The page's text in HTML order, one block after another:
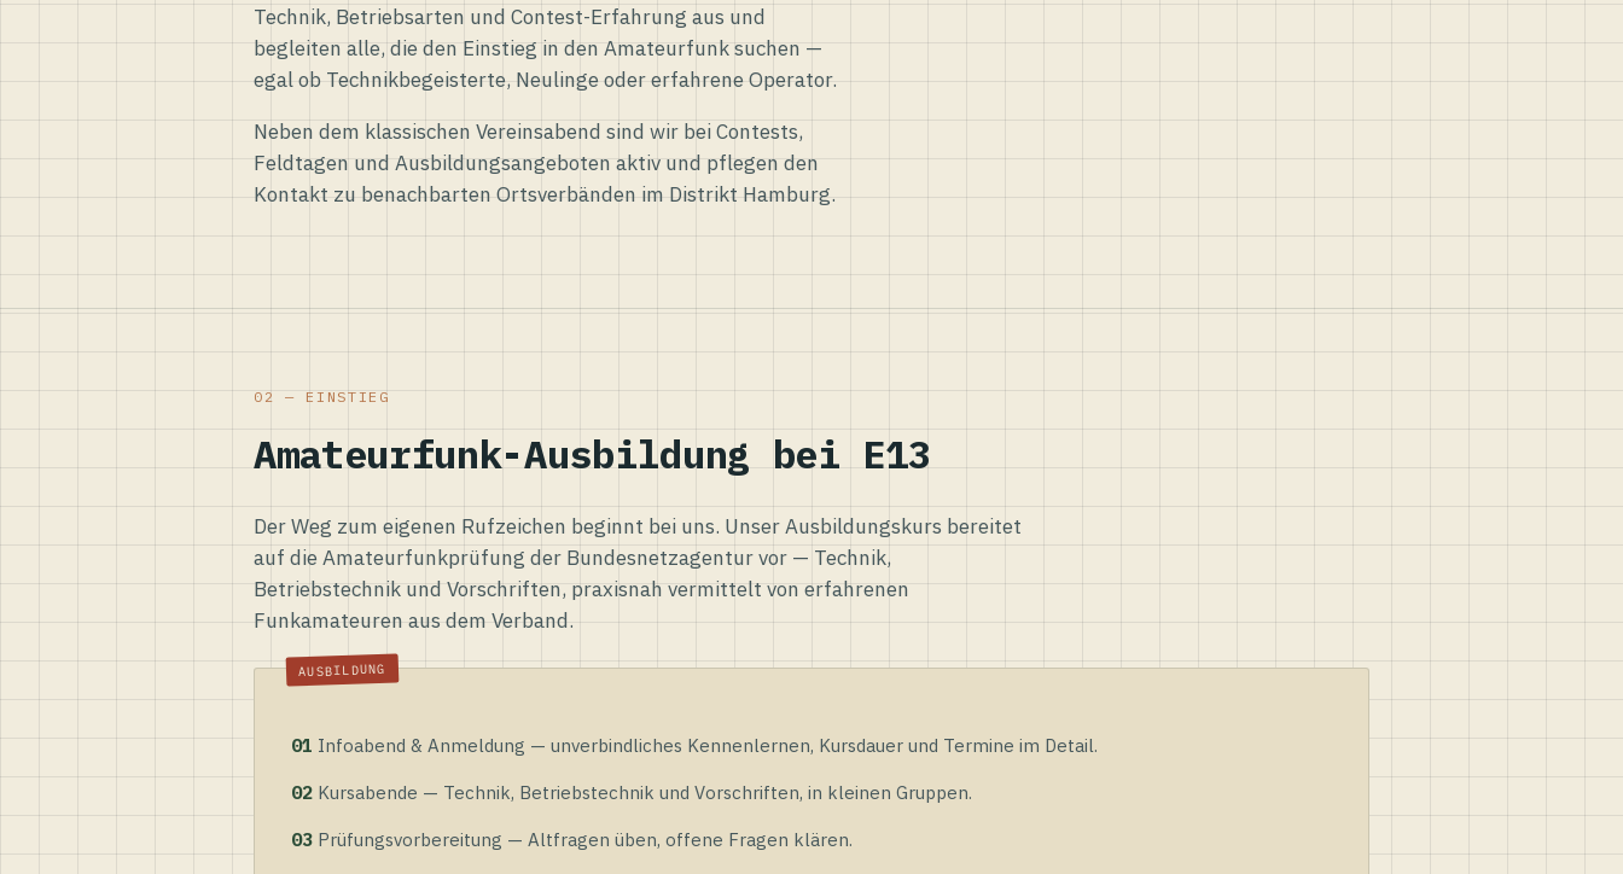
Technik, Betriebsarten und Contest-Erfahrung aus und
begleiten alle, die den Einstieg in den Amateurfunk suchen —
egal ob Technikbegeisterte, Neulinge oder erfahrene Operator.
Neben dem klassischen Vereinsabend sind wir bei Contests,
Feldtagen und Ausbildungsangeboten aktiv und pflegen den
Kontakt zu benachbarten Ortsverbänden im Distrikt Hamburg.
02 — EINSTIEG
Amateurfunk-Ausbildung bei E13
Der Weg zum eigenen Rufzeichen beginnt bei uns. Unser Ausbildungskurs bereitet
auf die Amateurfunkprüfung der Bundesnetzagentur vor — Technik,
Betriebstechnik und Vorschriften, praxisnah vermittelt von erfahrenen
Funkamateuren aus dem Verband.
01 Infoabend & Anmeldung — unverbindliches Kennenlernen, Kursdauer und Termine im Detail.
02 Kursabende — Technik, Betriebstechnik und Vorschriften, in kleinen Gruppen.
03 Prüfungsvorbereitung — Altfragen üben, offene Fragen klären.